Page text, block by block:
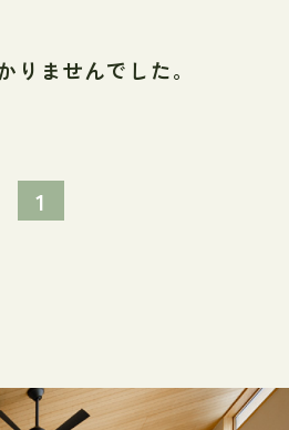
りませんでした。
1